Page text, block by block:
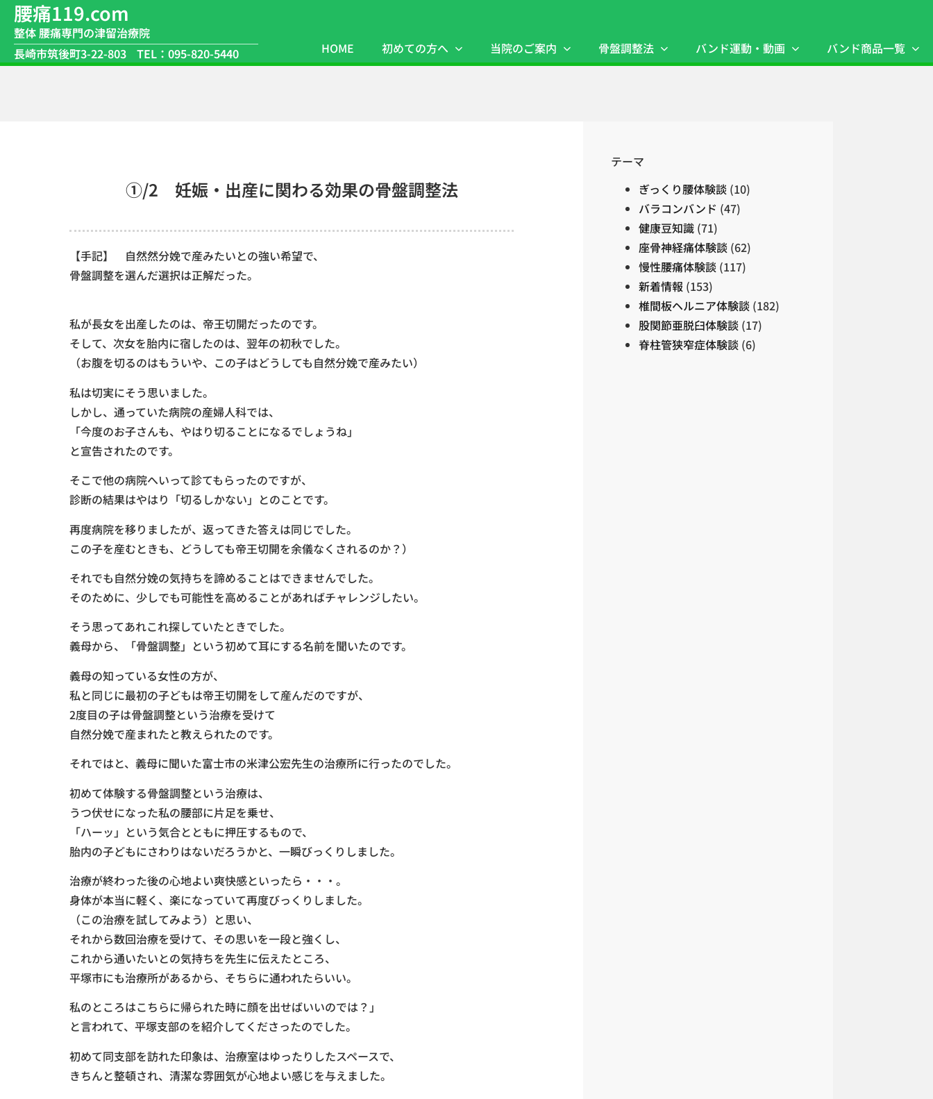
腰痛119.com
整体 腰痛専門の津留治療院
長崎市筑後町3-22-803
TEL：095-820-5440 HOME 初めての方へ 当院のご案内 骨盤調整法 バンド運動・動画 バンド商品一覧
①/2 妊娠・出産に関わる効果の骨盤調整法
【手記】 自然然分娩で産みたいとの強い希望で、
骨盤調整を選んだ選択は正解だった。
私が長女を出産したのは、帝王切開だったのです。
そして、次女を胎内に宿したのは、翌年の初秋でした。
（お腹を切るのはもういや、この子はどうしても自然分娩で産みたい）
私は切実にそう思いました。
しかし、通っていた病院の産婦人科では、
「今度のお子さんも、やはり切ることになるでしょうね」
と宣告されたのです。
そこで他の病院へいって診てもらったのですが、
診断の結果はやはり「切るしかない」とのことです。
再度病院を移りましたが、返ってきた答えは同じでした。
この子を産むときも、どうしても帝王切開を余儀なくされるのか？）
それでも自然分娩の気持ちを諦めることはできませんでした。
そのために、少しでも可能性を高めることがあればチャレンジしたい。
そう思ってあれこれ探していたときでした。
義母から、「骨盤調整」という初めて耳にする名前を聞いたのです。
義母の知っている女性の方が、
私と同じに最初の子どもは帝王切開をして産んだのですが、
2度目の子は骨盤調整という治療を受けて
自然分娩で産まれたと教えられたのです。
それではと、義母に聞いた富士市の米津公宏先生の治療所に行ったのでした。
初めて体験する骨盤調整という治療は、
うつ伏せになった私の腰部に片足を乗せ、
「ハーッ」という気合とともに押圧するもので、
胎内の子どもにさわりはないだろうかと、一瞬びっくりしました。
治療が終わった後の心地よい爽快感といったら・・・。
身体が本当に軽く、楽になっていて再度びっくりしました。
（この治療を試してみよう）と思い、
それから数回治療を受けて、その思いを一段と強くし、
これから通いたいとの気持ちを先生に伝えたところ、
平塚市にも治療所があるから、そちらに通われたらいい。
私のところはこちらに帰られた時に顔を出せばいいのでは？」
と言われて、平塚支部のを紹介してくださったのでした。
初めて同支部を訪れた印象は、治療室はゆったりしたスペースで、
きちんと整頓され、清潔な雰囲気が心地よい感じを与えました。
テーマ
ぎっくり腰体験談 (10)
バラコンバンド (47)
健康豆知識 (71)
座骨神経痛体験談 (62)
慢性腰痛体験談 (117)
新着情報 (153)
椎間板ヘルニア体験談 (182)
股関節亜脱臼体験談 (17)
脊柱管狭窄症体験談 (6)